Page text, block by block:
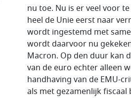
nu toe. Nu is er veel voor
heel de Unie eerst naar
wordt ingestemd met
wordt daarvoor nu
Macron. Op den duur kan
van de euro echter alleen
handhaving van de EMU-
als met gezamenlijk fiscaal